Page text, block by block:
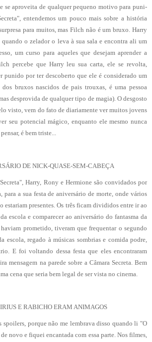
se aproveita de qualquer pequeno motivo para puni-
entendemos um pouco mais sobre a história
para muitos, mas Filch não é um bruxo. Harry
quando o zelador o leva à sua sala e encontra ali um
um curso para aqueles que desejam aprender a
percebe que Harry leu sua carta, ele se revolta,
punido por ter descoberto que ele é considerado um
bruxos nascidos de pais trouxas, é uma pessoa
desprovida de qualquer tipo de magia). O desgosto
visto, vem do fato de diariamente ver muitos jovens
seu potencial mágico, enquanto ele mesmo nunca
é bem triste...
DE NICK-QUASE-SEM-CABEÇA
Harry, Rony e Hermione são convidados por
para a sua festa de aniversário de morte, onde vários
estariam presentes. Os três ficam divididos entre ir ao
escola e comparecer ao aniversário do fantasma da
prometido, tiveram que frequentar o segundo
escola, regado à músicas sombrias e comida podre,
E foi voltando dessa festa que eles encontraram
mensagem na parede sobre a Câmara Secreta. Bem
cena que seria bem legal de ser vista no cinema.
E RABICHO ERAM ANIMAGOS
porque não me lembrava disso quando li "O
novo e fiquei encantada com essa parte. Nos filmes,